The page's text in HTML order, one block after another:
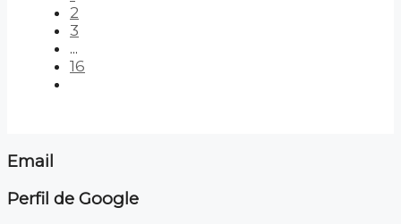
2
3
...
16
Email
Perfil de Google